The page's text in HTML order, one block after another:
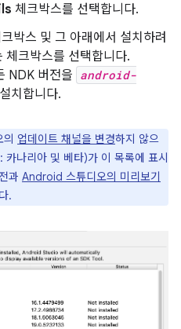
체크박스를 선택합니다.
박스 및 그 아래에서 설치하려
체크박스를 선택합니다.
NDK 버전을 android-
치합니다.
업데이트 채널을 변경하지 않으
카나리아 및 베타)가 이 목록에 표시
과 Android 스튜디오의 미리보기
.